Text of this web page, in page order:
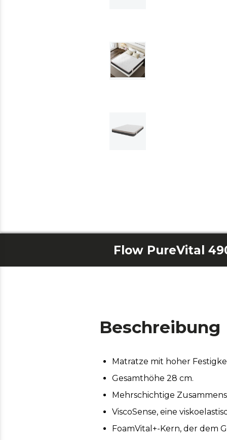
Flow PureVital
Beschreibung
Matratze mit hoher
Gesamthöhe 28 cm.
Mehrschichtige
ViscoSense, eine
FoamVital+-Kern, der dem